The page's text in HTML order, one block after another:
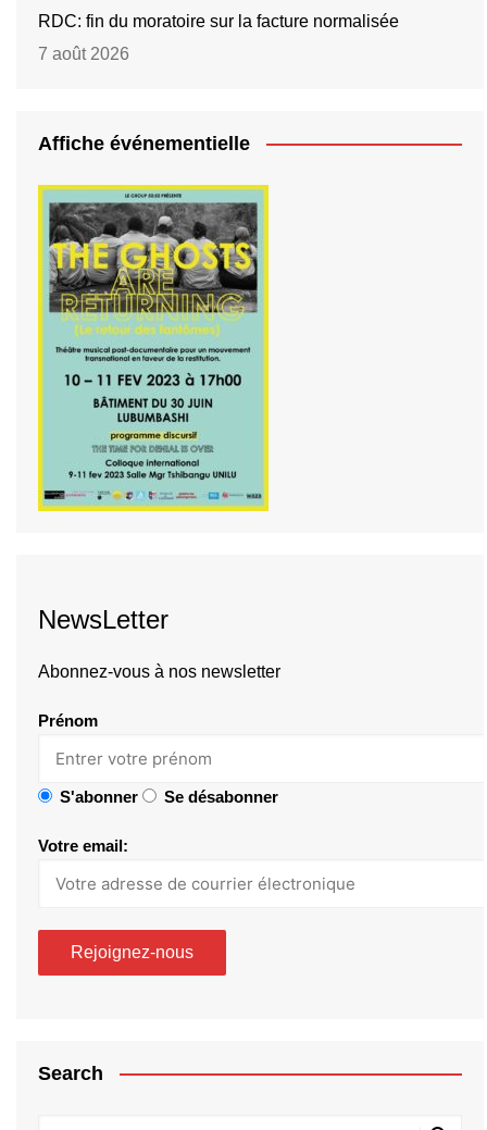
RDC: fin du moratoire sur la facture normalisée
7 août 2026
Affiche événementielle
NewsLetter
Abonnez-vous à nos newsletter
Prénom
S'abonner Se désabonner
Votre email:
Search